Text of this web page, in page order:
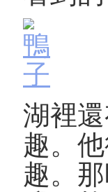
湖裡
趣。
趣。